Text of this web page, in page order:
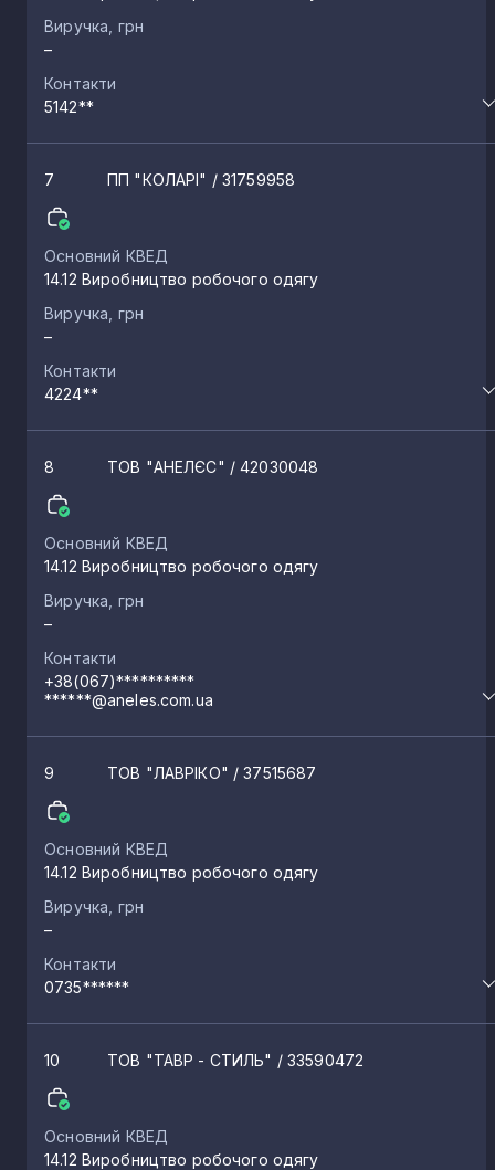
Виручка, грн
–
Контакти
5142**
7 ПП "КОЛАРІ" / 31759958
Основний КВЕД
14.12 Виробництво робочого одягу
Виручка, грн
–
Контакти
4224**
8 ТОВ "АНЕЛЄС" / 42030048
Основний КВЕД
14.12 Виробництво робочого одягу
Виручка, грн
–
Контакти
+38(067)**********
******@aneles.com.ua
9 ТОВ "ЛАВРІКО" / 37515687
Основний КВЕД
14.12 Виробництво робочого одягу
Виручка, грн
–
Контакти
0735******
10 ТОВ "ТАВР - СТИЛЬ" / 33590472
Основний КВЕД
14.12 Виробництво робочого одягу